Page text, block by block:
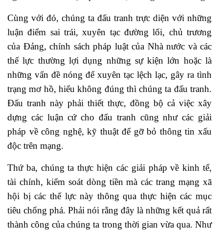
Cùng với đó, chúng ta đấu tranh trực diện với những
luận điểm sai trái, xuyên tạc đường lối, chủ trương
của Đảng, chính sách pháp luật của Nhà nước và các
thế lực thường lợi dụng những sự kiện lớn hoặc là
những vấn đề nóng để xuyên tạc lệch lạc, gây ra tình
trạng mơ hồ, hiểu không đúng thì chúng ta đấu tranh.
Đấu tranh này phải thiết thực, đồng bộ cả việc xây
dựng các luận cứ cho đấu tranh cũng như các giải
pháp về công nghệ, kỹ thuật để gỡ bỏ thông tin xấu
độc trên mạng.
Thứ ba, chúng ta thực hiện các giải pháp về kinh tế,
tài chính, kiểm soát dòng tiền mà các trang mạng xã
hội bị các thế lực này thông qua thực hiện các mục
tiêu chống phá. Phải nói rằng đây là những kết quả rất
thành công của chúng ta trong thời gian vừa qua. Như